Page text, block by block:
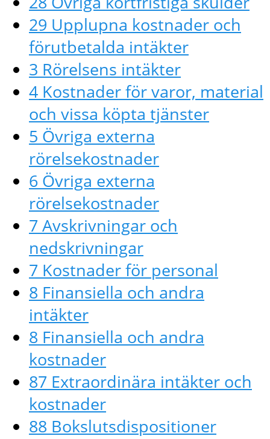
29 Upplupna kostnader och
förutbetalda intäkter
3 Rörelsens intäkter
4 Kostnader för varor, material
och vissa köpta tjänster
5 Övriga externa
rörelsekostnader
6 Övriga externa
rörelsekostnader
7 Avskrivningar och
nedskrivningar
7 Kostnader för personal
8 Finansiella och andra
intäkter
8 Finansiella och andra
kostnader
87 Extraordinära intäkter och
kostnader
88 Bokslutsdispositioner